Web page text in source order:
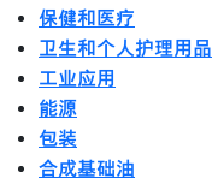
保健和医疗
卫生和个人护理用品
工业应用
能源
包装
合成基础油